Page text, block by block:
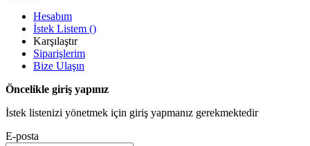
Hesabım
İstek Listem ()
Karşılaştır
Siparişlerim
Bize Ulaşın
Öncelikle giriş yapınız
İstek listenizi yönetmek için giriş yapmanız gerekmektedir
E-posta